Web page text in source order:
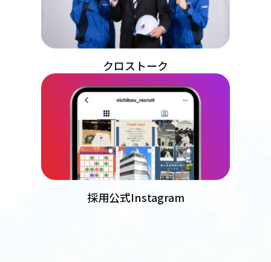
クロストーク
採用公式Instagram